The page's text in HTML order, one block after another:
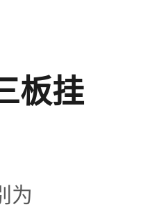
板挂
为